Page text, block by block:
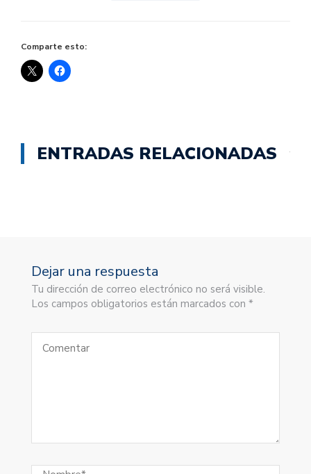
Comparte esto:
ENTRADAS RELACIONADAS
Dejar una respuesta
Tu dirección de correo electrónico no será visible.
Los campos obligatorios están marcados con *